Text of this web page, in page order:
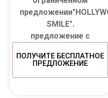
SMILE".
предложение с
ПОЛУЧИТЕ БЕСПЛАТНОЕ
ПРЕДЛОЖЕНИЕ